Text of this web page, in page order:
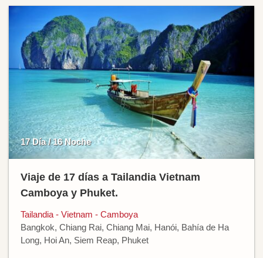
17 Día / 16 Noche
Viaje de 17 días a Tailandia Vietnam
Camboya y Phuket.
Tailandia - Vietnam - Camboya
Bangkok, Chiang Rai, Chiang Mai, Hanói, Bahía de Ha
Long, Hoi An, Siem Reap, Phuket